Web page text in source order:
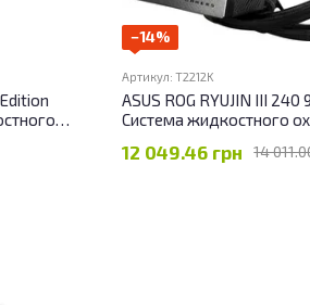
−14%
Артикул: T2212K
ASUS ROG RYUJIN III
Система жидкостного
14
12 049.46 грн